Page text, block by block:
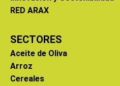
RED ARAX
SECTORES
Aceite de Oliva
Arroz
Cereales